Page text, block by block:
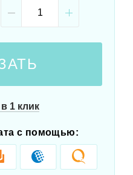
1 клик
с помощью: